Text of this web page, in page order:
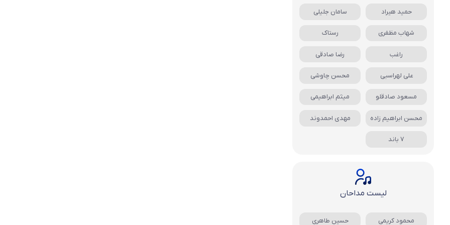
حمید هیراد سامان جلیلی
شهاب مظفری رستاک
راغب رضا صادقی
علی لهراسبی محسن چاوشی
مسعود صادقلو میثم ابراهیمی
محسن ابراهیم زاده مهدی احمدوند
7 باند
لیست مداحان
محمود کریمی حسین طاهری